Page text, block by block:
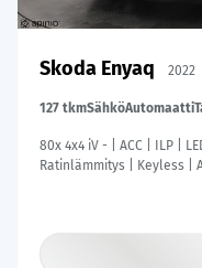
Skoda Enyaq 2022
127 tkmSähköAutomaatti
80x 4x4 iV - | ACC | ILP |
Ratinlämmitys | Keyless |